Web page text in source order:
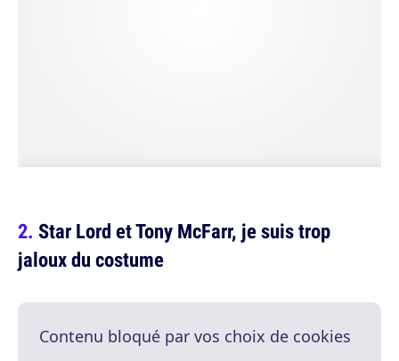
Star Lord et Tony McFarr, je suis trop
jaloux du costume
Contenu bloqué par vos choix de cookies